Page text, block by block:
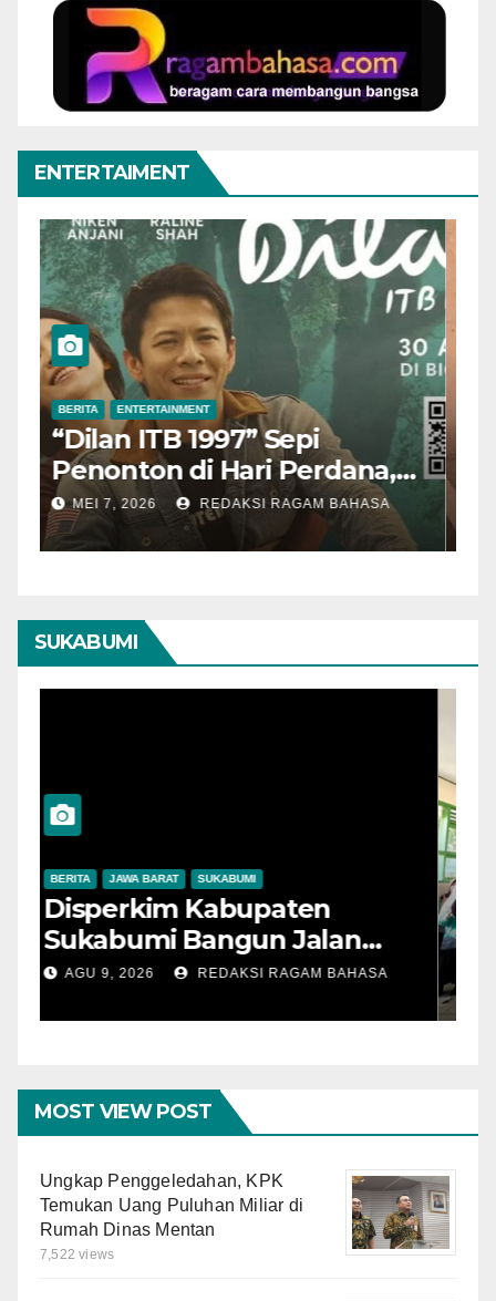
ENTERTAIMENT
BERITA ENTERTAINMENT
“Dilan ITB 1997” Sepi
Penonton di Hari Perdana,
Pengamat Nilai Cerita
Kurang Kuat
MEI 7, 2026 REDAKSI RAGAM BAHASA
SUKABUMI
BERITA JAWA BARAT SUKABUMI
Disperkim Kabupaten
Sukabumi Bangun Jalan
Lingkungan di Desa Cisaat,
AGU 9, 2026 REDAKSI RAGAM BAHASA
MOST VIEW POST
Ungkap Penggeledahan, KPK
Temukan Uang Puluhan Miliar di
Rumah Dinas Mentan
7,522 views